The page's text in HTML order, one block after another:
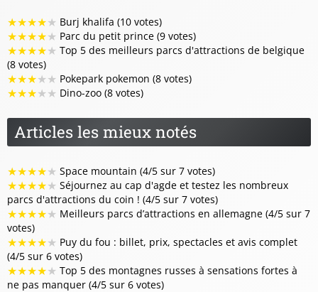
★★★★★ Burj khalifa (10 votes)
★★★★★ Parc du petit prince (9 votes)
★★★★★ Top 5 des meilleurs parcs d'attractions de belgique
(8 votes)
★★★★★ Pokepark pokemon (8 votes)
★★★★★ Dino-zoo (8 votes)
Articles les mieux notés
★★★★★ Space mountain (4/5 sur 7 votes)
★★★★★ Séjournez au cap d'agde et testez les nombreux
parcs d'attractions du coin ! (4/5 sur 7 votes)
★★★★★ Meilleurs parcs d’attractions en allemagne (4/5 sur 7
votes)
★★★★★ Puy du fou : billet, prix, spectacles et avis complet
(4/5 sur 6 votes)
★★★★★ Top 5 des montagnes russes à sensations fortes à
ne pas manquer (4/5 sur 6 votes)